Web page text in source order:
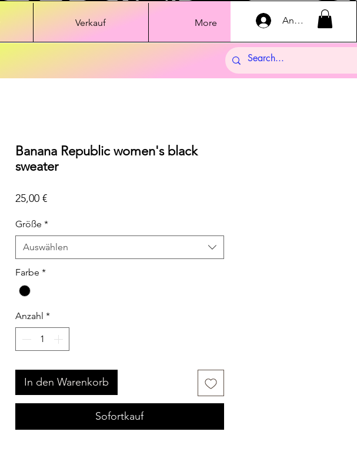
Verkauf More Anmelden
Banana Republic women's black
sweater
25,00 €Preis
Größe *
Auswählen
Farbe *
Anzahl *
In den Warenkorb
Sofortkauf